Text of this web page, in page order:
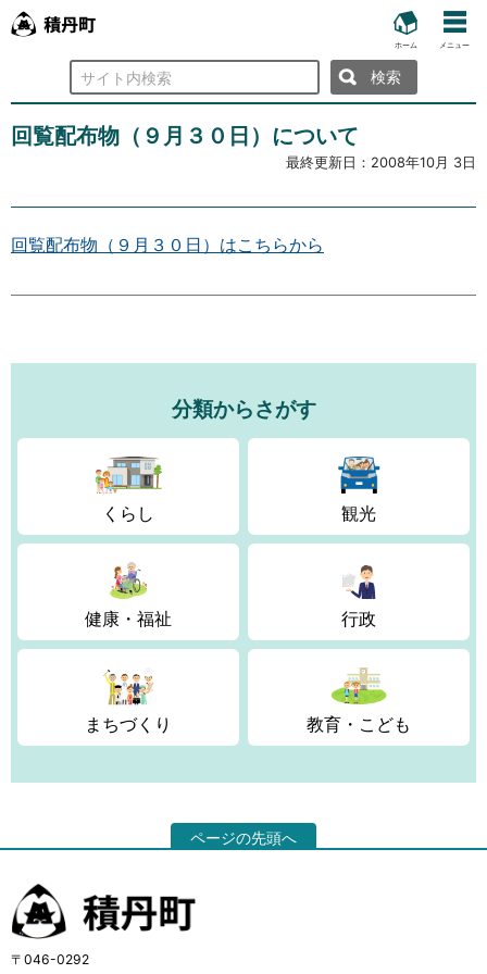
ホーム メニュー
検
索
回覧配布物（９月３０日）について
最終更新日： 2008年10月 3日
回覧配布物（９月３０日）はこちらから
分類からさがす
くらし 観光
健康・福祉 行政
まちづくり 教育・こども
ページの先頭へ
〒046-0292